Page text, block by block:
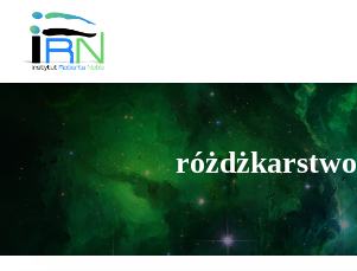
różdżkarstwo